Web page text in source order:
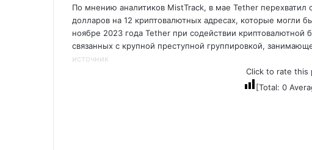
По мнению аналитиков MistTrack, в мае Tether
долларов на 12 криптовалютных адресах, которые могли
ноябре 2023 года Tether при содействии криптовалютной
связанных с крупной преступной группировкой,
источник
Click to rate this
[Total: 0